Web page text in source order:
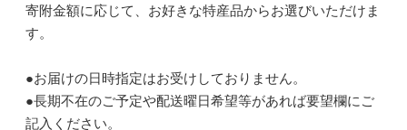
寄附金額に応じて、お好きな特産品からお選びいただけま
す。
●お届けの日時指定はお受けしておりません。
●長期不在のご予定や配送曜日希望等があれば要望欄にご
記入ください。